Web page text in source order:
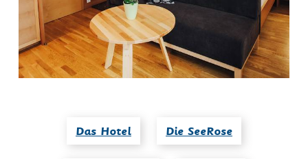
Das Hotel Die SeeRose